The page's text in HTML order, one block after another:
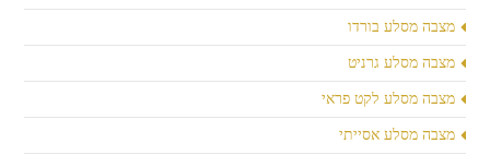
מצבה מסלע בורדו
מצבה מסלע גרניט
מצבה מסלע לקט פראי
מצבה מסלע אסייתי